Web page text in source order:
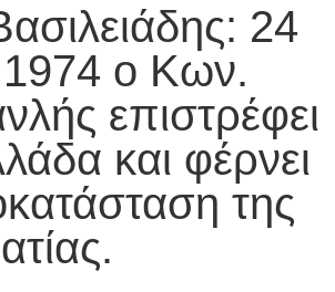
24
1974 ο Κων.
επιστρέφει
και φέρνει
της